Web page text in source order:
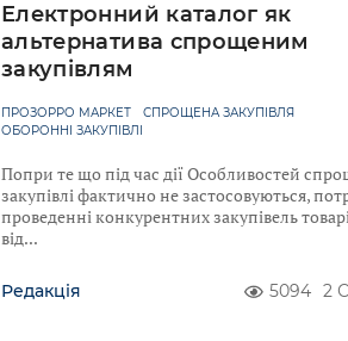
Електронний каталог як
альтернатива спрощеним
закупівлям
ПРОЗОРРО МАРКЕТ
СПРОЩЕНА ЗАКУПІВЛЯ
ОБОРОННІ ЗАКУПІВЛІ
Попри те що під час дії Особливостей
закупівлі фактично не застосовуються,
проведенні конкурентних закупівель
від
Редакція 5094 2